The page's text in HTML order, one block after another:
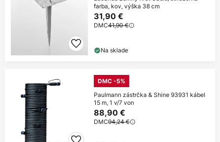
farba, kov, výška 38 cm
31,90 €
DMC41,90 €
Na sklade
DMC -5%
Paulmann zástrčka & Shine 93931 kábel
15 m, 1 v/7 von
88,90 €
DMC94,24 €